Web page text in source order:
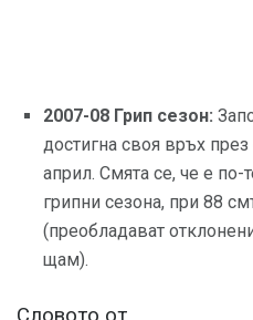
2007-08 Грип сезон:
достигна своя връх
април. Смята се, че е
грипни сезона, при 88
(преобладават
щам).